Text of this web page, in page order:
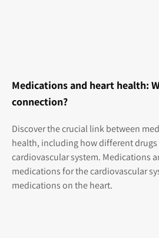
Medications and heart health:
connection?
Discover the crucial link between
health, including how different
cardiovascular system. Medications
medications for the cardiovascular
medications on the heart.